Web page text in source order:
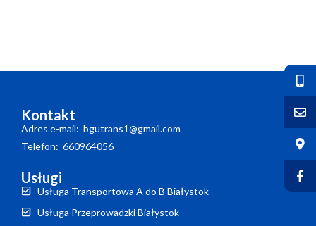
Kontakt
Adres e-mail: bgutrans1@gmail.com
Telefon: 660964056
Usługi
Usługa Transportowa A do B Białystok
Usługa Przeprowadzki Białystok